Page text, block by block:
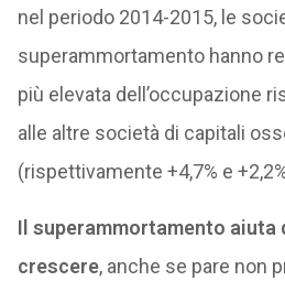
nel periodo 2014-2015, le
superammortamento hanno
più elevata dell’occupazione
alle altre società di capitali
(rispettivamente +4,7% e
Il superammortamento aiuta
crescere, anche se pare non